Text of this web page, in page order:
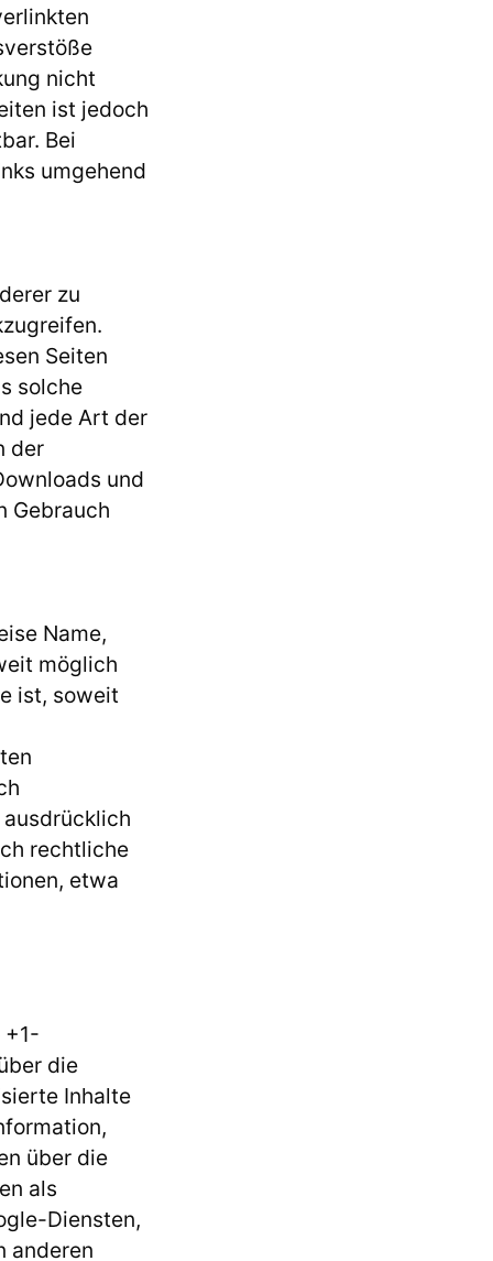
nicht
ist jedoch
Bei
umgehend
zu
Seiten
solche
jede Art der
der
und
Gebrauch
Name,
möglich
ist, soweit
rechtliche
etwa
+1-
die
Inhalte
über die
als
Diensten,
anderen